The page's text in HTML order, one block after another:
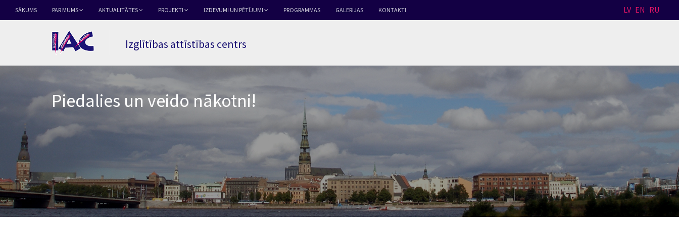
SĀKUMS PAR MUMS AKTUALITĀTES PROJEKTI IZDEVUMI UN PĒTĪJUMI PROGRAMMAS GALERIJAS KONTAKTI LV EN RU
Izglītības attīstības centrs
Piedalies un veido nākotni!